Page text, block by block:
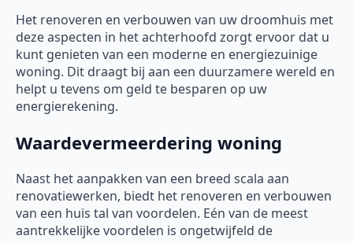
Het renoveren en verbouwen van uw droomhuis met
deze aspecten in het achterhoofd zorgt ervoor dat u
kunt genieten van een moderne en energiezuinige
woning. Dit draagt bij aan een duurzamere wereld en
helpt u tevens om geld te besparen op uw
energierekening.
Waardevermeerdering woning
Naast het aanpakken van een breed scala aan
renovatiewerken, biedt het renoveren en verbouwen
van een huis tal van voordelen. Eén van de meest
aantrekkelijke voordelen is ongetwijfeld de